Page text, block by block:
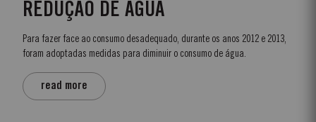
REDUÇÃO DE ÁGUA
Para fazer face ao consumo desadequado, durante os anos 2012 e 2013,
foram adoptadas medidas para diminuir o consumo de água.
read more